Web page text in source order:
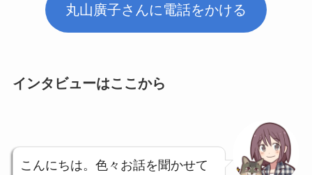
丸山廣子さんに電話をかける
インタビューはここから
こんにちは。色々お話を聞かせて